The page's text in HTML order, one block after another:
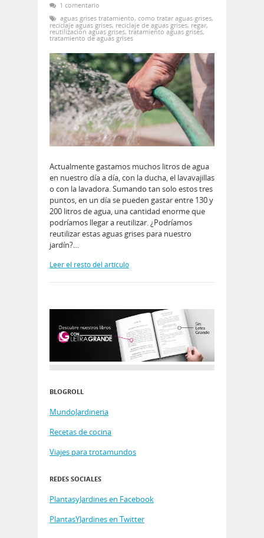
1 comentario
aguas grises tratamiento, como tratar aguas grises,
reciclaje aguas grises, reciclaje de aguas grises, regar,
reutilizacion aguas grises, tratamiento aguas grises,
tratamiento de aguas grises
Actualmente gastamos muchos litros de agua
en nuestro día a día, con la ducha, el lavavajillas
o con la lavadora. Sumando tan solo estos tres
puntos, en un día se pueden gastar entre 130 y
200 litros de agua, una cantidad enorme que
podríamos llegar a reutilizar. ¿Podríamos
reutilizar estas aguas grises para nuestro
jardín?…
Leer el resto del artículo
BLOGROLL
MundoJardineria
Recetas de cocina
Viajes para trotamundos
REDES SOCIALES
PlantasyJardines en Facebook
PlantasYJardines en Twitter